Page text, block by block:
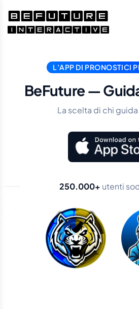
L’APP DI PRONOSTICI
BeFuture —
La scelta di chi
250.000+ utenti